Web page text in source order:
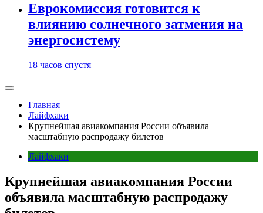
Еврокомиссия готовится к
влиянию солнечного затмения на
энергосистему
18 часов спустя
Главная
Лайфхаки
Крупнейшая авиакомпания России объявила
масштабную распродажу билетов
Лайфхаки
Крупнейшая авиакомпания России
объявила масштабную распродажу